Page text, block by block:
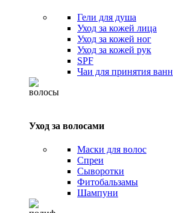
Гели для душа
Уход за кожей лица
Уход за кожей ног
Уход за кожей рук
SPF
Чаи для принятия ванн
Уход за волосами
Маски для волос
Спреи
Сыворотки
Фитобальзамы
Шампуни